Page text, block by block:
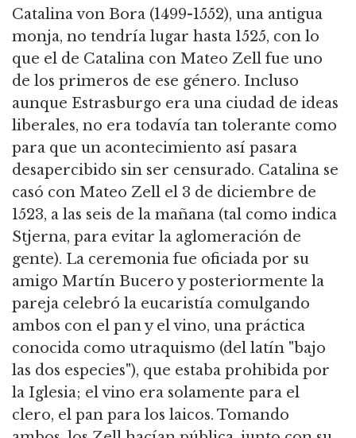
Catalina von Bora (1499-1552), una antigua
monja, no tendría lugar hasta 1525, con lo
que el de Catalina con Mateo Zell fue uno
de los primeros de ese género. Incluso
aunque Estrasburgo era una ciudad de ideas
liberales, no era todavía tan tolerante como
para que un acontecimiento así pasara
desapercibido sin ser censurado. Catalina se
casó con Mateo Zell el 3 de diciembre de
1523, a las seis de la mañana (tal como indica
Stjerna, para evitar la aglomeración de
gente). La ceremonia fue oficiada por su
amigo Martín Bucero y posteriormente la
pareja celebró la eucaristía comulgando
ambos con el pan y el vino, una práctica
conocida como utraquismo (del latín "bajo
las dos especies"), que estaba prohibida por
la Iglesia; el vino era solamente para el
clero, el pan para los laicos. Tomando